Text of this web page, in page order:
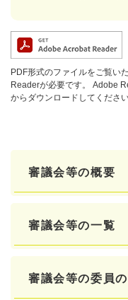
PDF形式のファイルをご覧い
Readerが必要です。
Adobe
からダウンロードしてくださ
審議会等の概要
審議会等の一覧
審議会等の委員